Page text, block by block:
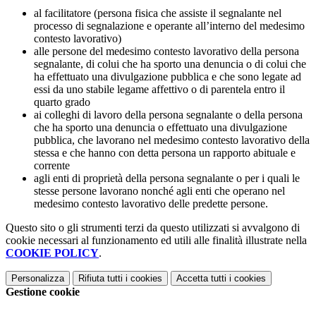
al facilitatore (persona fisica che assiste il segnalante nel
processo di segnalazione e operante all’interno del medesimo
contesto lavorativo)
alle persone del medesimo contesto lavorativo della persona
segnalante, di colui che ha sporto una denuncia o di colui che
ha effettuato una divulgazione pubblica e che sono legate ad
essi da uno stabile legame affettivo o di parentela entro il
quarto grado
ai colleghi di lavoro della persona segnalante o della persona
che ha sporto una denuncia o effettuato una divulgazione
pubblica, che lavorano nel medesimo contesto lavorativo della
stessa e che hanno con detta persona un rapporto abituale e
corrente
agli enti di proprietà della persona segnalante o per i quali le
stesse persone lavorano nonché agli enti che operano nel
medesimo contesto lavorativo delle predette persone.
Questo sito o gli strumenti terzi da questo utilizzati si avvalgono di
cookie necessari al funzionamento ed utili alle finalità illustrate nella
COOKIE POLICY.
Personalizza Rifiuta tutti i cookies Accetta tutti i cookies
Gestione cookie